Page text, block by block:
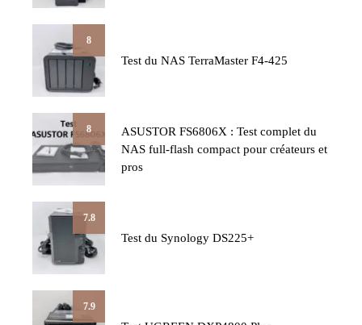
8
Test du NAS TerraMaster F4-425
8
ASUSTOR FS6806X : Test complet du
NAS full-flash compact pour créateurs et
pros
7.8
Test du Synology DS225+
7.9